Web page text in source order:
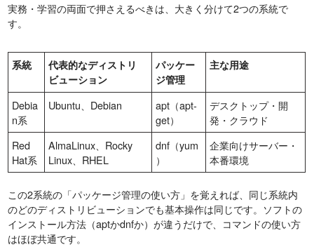
実務・学習の両面で押さえるべきは、大きく分けて2つの系統で
す。
系統
代表的なディストリ
ビューション
パッケー
ジ管理
主な用途
Debia
n系
Ubuntu、Debian
apt（apt-
get）
デスクトップ・開
発・クラウド
Red
Hat系
AlmaLinux、Rocky
Linux、RHEL
dnf（yum
）
企業向けサーバー・
本番環境
この2系統の「パッケージ管理の使い方」を覚えれば、同じ系統内
のどのディストリビューションでも基本操作は同じです。ソフトの
インストール方法（aptかdnfか）が違うだけで、コマンドの使い方
はほぼ共通です。